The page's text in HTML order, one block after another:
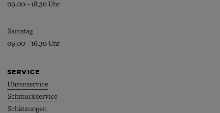
09.00 – 18.30 Uhr
Samstag
09.00 – 16.30 Uhr
SERVICE
Uhrenservice
Schmuckservice
Schätzungen